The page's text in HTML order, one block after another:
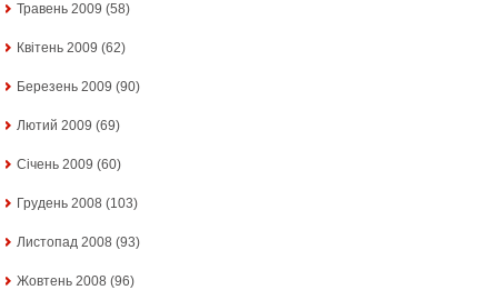
Травень 2009 (58)
Квітень 2009 (62)
Березень 2009 (90)
Лютий 2009 (69)
Січень 2009 (60)
Грудень 2008 (103)
Листопад 2008 (93)
Жовтень 2008 (96)